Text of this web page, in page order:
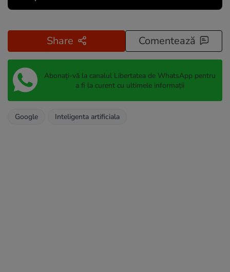
Share Comentează
Abonați-vă la canalul Libertatea de WhatsApp pentru
a fi la curent cu ultimele informații
Google Inteligenta artificiala